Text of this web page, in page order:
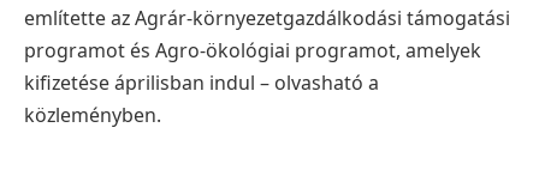
említette az Agrár-környezetgazdálkodási támogatási
programot és Agro-ökológiai programot, amelyek
kifizetése áprilisban indul – olvasható a
közleményben.